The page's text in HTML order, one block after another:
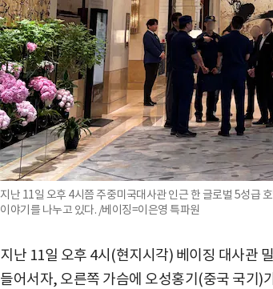
지난 11일 오후 4시쯤 주중미국대사관 인근 한 글로벌 5성급
이야기를 나누고 있다. /베이징=이은영 특파원
지난 11일 오후 4시(현지시각) 베이징 대사관
들어서자, 오른쪽 가슴에 오성홍기(중국 국기)